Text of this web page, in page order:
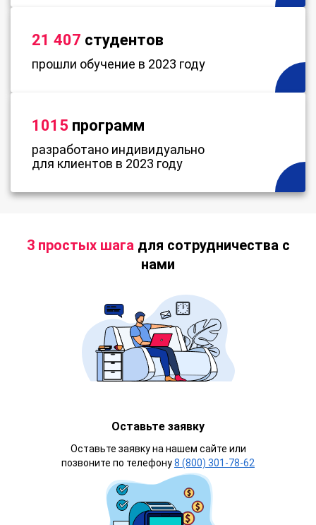
21 407 студентов
прошли обучение в 2023 году
1015 программ
разработано индивидуально
для клиентов в 2023 году
3 простых шагадля сотрудничества с
нами
Оставьте заявку
Оставьте заявку на нашем сайте или
позвоните по телефону8 (800) 301-78-62